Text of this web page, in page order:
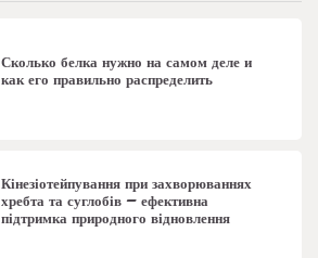
Сколько белка нужно на самом деле и
как его правильно распределить
Кінезіотейпування при захворюваннях
хребта та суглобів – ефективна
підтримка природного відновлення